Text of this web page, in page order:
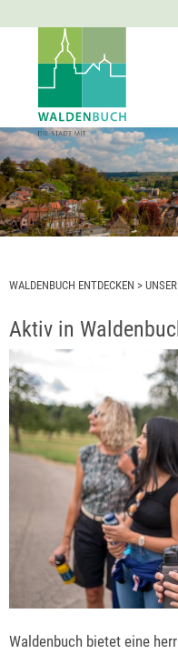
WALDENBUCH ENTDECKEN >
Aktiv in
Waldenbuch bietet eine